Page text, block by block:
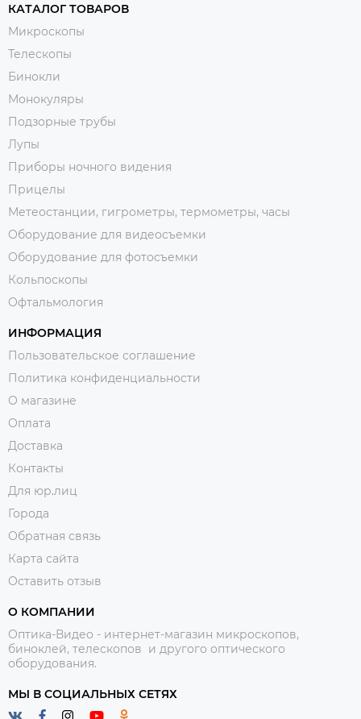
КАТАЛОГ ТОВАРОВ
Микроскопы
Телескопы
Бинокли
Монокуляры
Подзорные трубы
Лупы
Приборы ночного видения
Прицелы
Метеостанции, гигрометры, термометры, часы
Оборудование для видеосъемки
Оборудование для фотосъемки
Кольпоскопы
Офтальмология
ИНФОРМАЦИЯ
Пользовательское соглашение
Политика конфиденциальности
О магазине
Оплата
Доставка
Контакты
Для юр.лиц
Города
Обратная связь
Карта сайта
Оставить отзыв
О КОМПАНИИ
Оптика-Видео - интернет-магазин микроскопов,
биноклей, телескопов и другого оптического
оборудования.
МЫ В СОЦИАЛЬНЫХ СЕТЯХ